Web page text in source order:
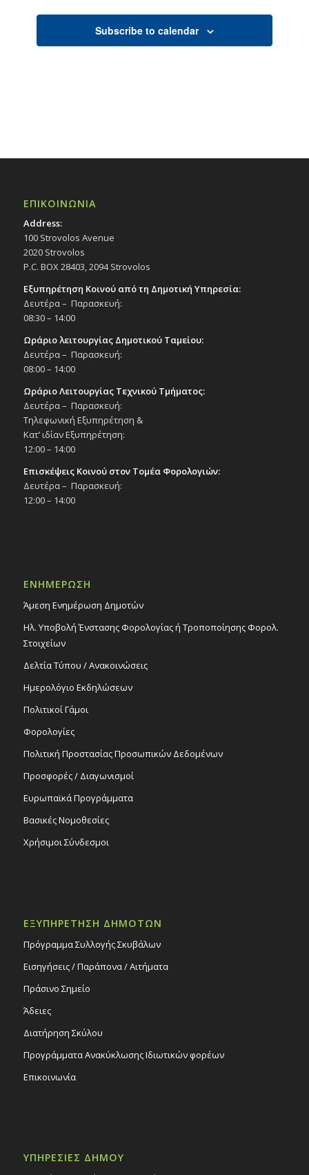
Subscribe to calendar
ΕΠΙΚΟΙΝΩΝΙΑ
Address:
100 Strovolos Avenue
2020 Strovolos
P.C. BOX 28403, 2094 Strovolos
Εξυπηρέτηση Κοινού από τη Δημοτική Υπηρεσία:
Δευτέρα – Παρασκευή:
08:30 – 14:00
Ωράριο λειτουργίας Δημοτικού Ταμείου:
Δευτέρα – Παρασκευή:
08:00 – 14:00
Ωράριο Λειτουργίας Τεχνικού Τμήματος:
Δευτέρα – Παρασκευή:
Τηλεφωνική Εξυπηρέτηση &
Κατ’ ιδίαν Εξυπηρέτηση:
12:00 – 14:00
Επισκέψεις Κοινού στον Τομέα Φορολογιών:
Δευτέρα – Παρασκευή:
12:00 – 14:00
ΕΝΗΜΕΡΩΣΗ
Άμεση Ενημέρωση Δημοτών
Ηλ. Υποβολή Ένστασης Φορολογίας ή Τροποποίησης Φορολ.
Στοιχείων
Δελτία Τύπου / Ανακοινώσεις
Ημερολόγιο Εκδηλώσεων
Πολιτικοί Γάμοι
Φορολογίες
Πολιτική Προστασίας Προσωπικών Δεδομένων
Προσφορές / Διαγωνισμοί
Ευρωπαϊκά Προγράμματα
Βασικές Νομοθεσίες
Χρήσιμοι Σύνδεσμοι
ΕΞΥΠΗΡΕΤΗΣΗ ΔΗΜΟΤΩΝ
Πρόγραμμα Συλλογής Σκυβάλων
Εισηγήσεις / Παράπονα / Αιτήματα
Πράσινο Σημείο
Άδειες
Διατήρηση Σκύλου
Προγράμματα Ανακύκλωσης Ιδιωτικών φορέων
Επικοινωνία
ΥΠΗΡΕΣΙΕΣ ΔΗΜΟΥ